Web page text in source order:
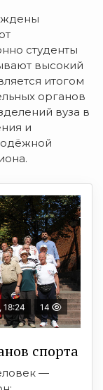
студенты
высокий
итогом
органов
вуза в
и
18:24 14
спорта
—